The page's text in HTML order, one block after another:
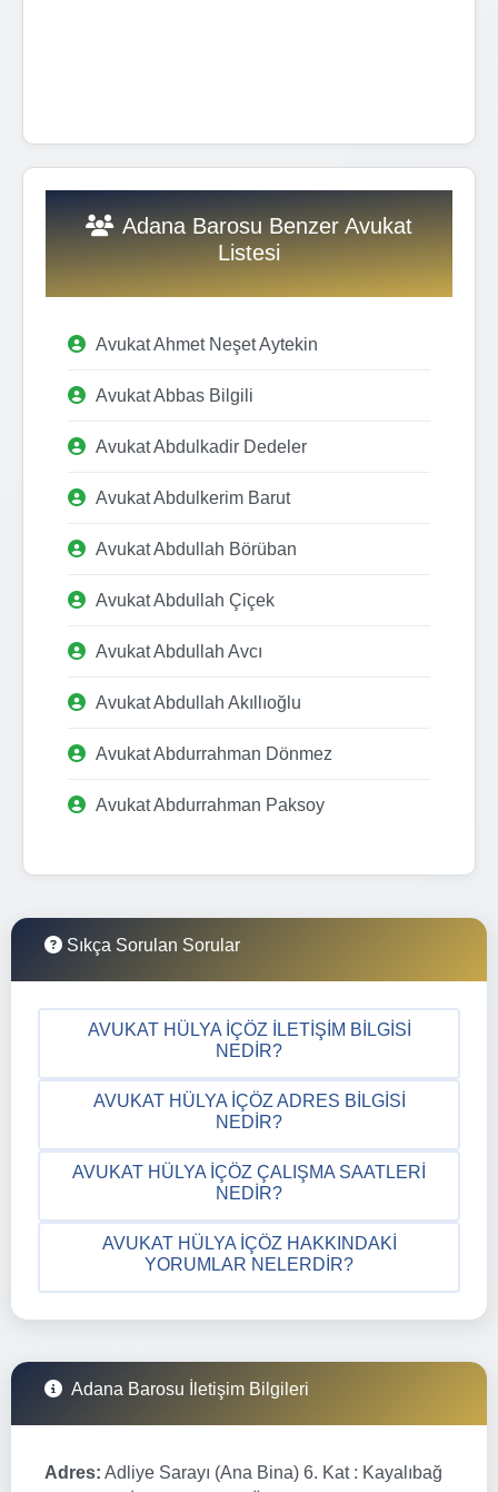
Adana Barosu Benzer Avukat
Listesi
Avukat Ahmet Neşet Aytekin
Avukat Abbas Bilgili
Avukat Abdulkadir Dedeler
Avukat Abdulkerim Barut
Avukat Abdullah Börüban
Avukat Abdullah Çiçek
Avukat Abdullah Avcı
Avukat Abdullah Akıllıoğlu
Avukat Abdurrahman Dönmez
Avukat Abdurrahman Paksoy
Sıkça Sorulan Sorular
AVUKAT HÜLYA İÇÖZ İLETIŞIM BILGISI
NEDIR?
AVUKAT HÜLYA İÇÖZ ADRES BILGISI
NEDIR?
AVUKAT HÜLYA İÇÖZ ÇALIŞMA SAATLERI
NEDIR?
AVUKAT HÜLYA İÇÖZ HAKKINDAKI
YORUMLAR NELERDIR?
Adana Barosu İletişim Bilgileri
Adres: Adliye Sarayı (Ana Bina) 6. Kat : Kayalıbağ